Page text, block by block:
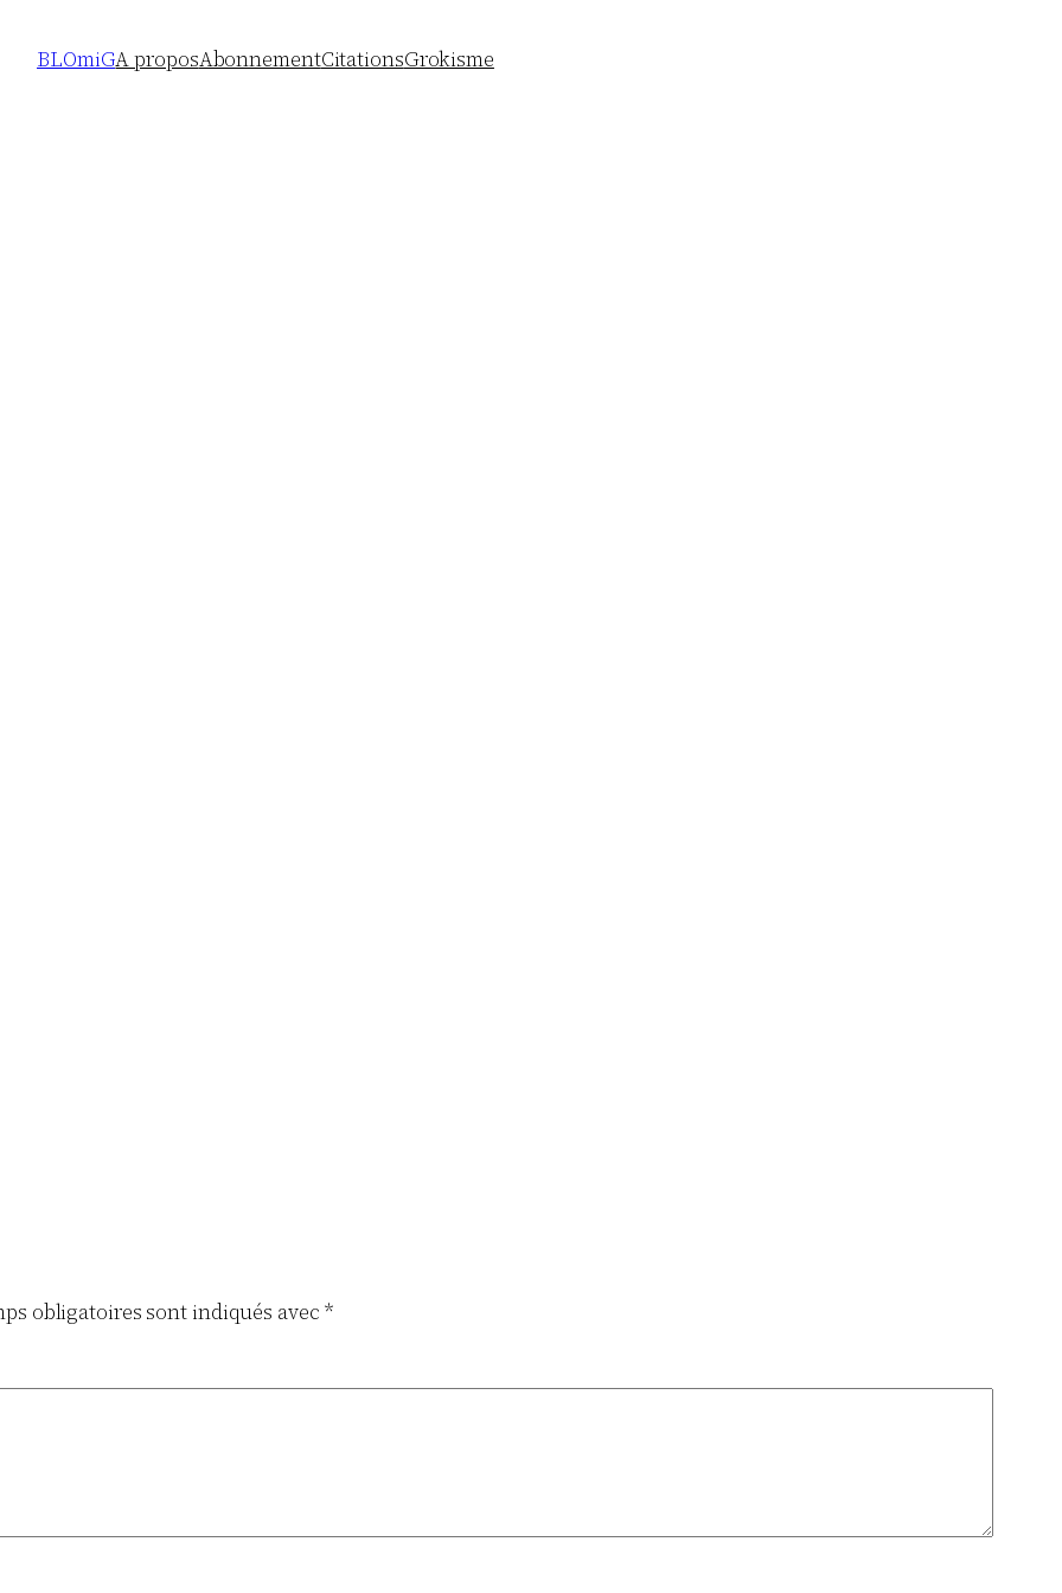
BLOmiGA proposAbonnementCitationsGrokisme
obligatoires sont indiqués avec *